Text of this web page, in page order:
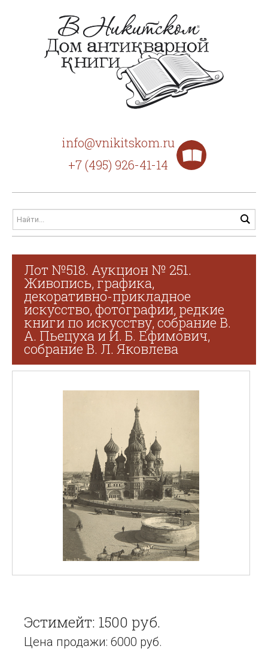
info@vnikitskom.ru
+7 (495) 926-41-14
Лот №518. Аукцион № 251.
Живопись, графика,
декоративно-прикладное
искусство, фотографии, редкие
книги по искусству, собрание В.
А. Пьецуха и И. Б. Ефимович,
собрание В. Л. Яковлева
Эстимейт: 1500 руб.
Цена продажи: 6000 руб.